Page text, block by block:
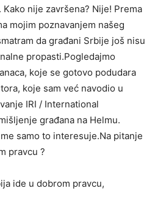
nije završena? Nije! Prema
mojim poznavanjem našeg
da građani Srbije još nisu
propasti.Pogledajmo
koje se gotovo podudara
koje sam već navodio u
IRI / International
građana na Helmu.
samo to interesuje.Na pitanje
pravcu ?
ide u dobrom pravcu,